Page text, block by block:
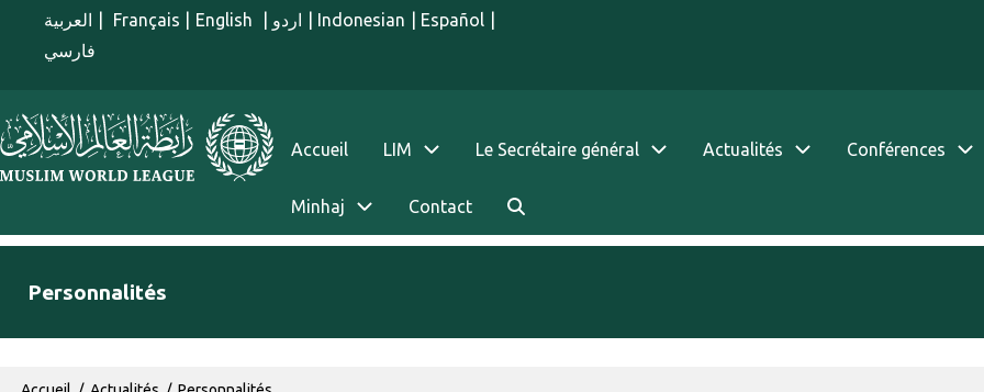
Aller au contenu principal
العربية Français English اردو Indonesian Español
فارسي
menu french
Accueil LIM Le Secrétaire général Actualités Conférences
Minhaj Contact
Personnalités
Fil d'Ariane